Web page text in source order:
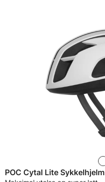
POC Cytal Lite Sykkelhjelm